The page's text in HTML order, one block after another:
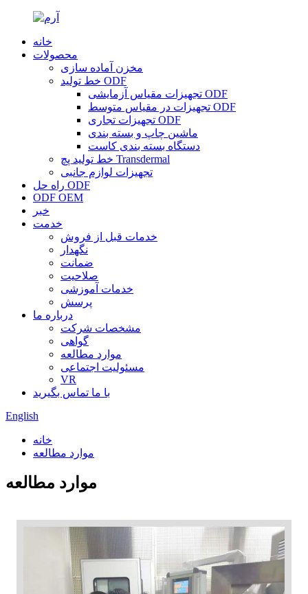
خانه
محصولات
مخزن آماده سازی
خط تولید ODF
تجهیزات مقیاس آزمایشی ODF
تجهیزات در مقیاس متوسط ​​ODF
تجهیزات تجاری ODF
ماشین چاپ و بسته بندی
دستگاه بسته بندی کاست
خط تولید پچ Transdermal
تجهیزات لوازم جانبی
راه حل ODF
ODF OEM
خبر
خدمت
خدمات قبل از فروش
نگهدار
ضمانت
صلاحیت
خدمات آموزشی
پرسش
درباره ما
مشخصات شرکت
گواهی
موارد مطالعه
مسئولیت اجتماعی
VR
با ما تماس بگیرید
English
خانه
موارد مطالعه
موارد مطالعه